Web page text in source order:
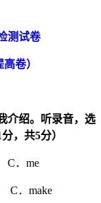
测试卷
卷）
介绍。听录音，选
分，共5分）
me
make